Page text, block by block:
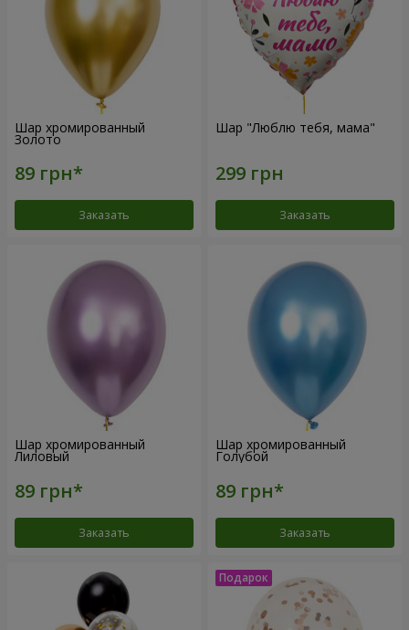
Шар хромированный
Золото
Заказать
Шар "Люблю тебя, мама"
Заказать
Шар хромированный
Лиловый
Заказать
Шар хромированный
Голубой
Заказать